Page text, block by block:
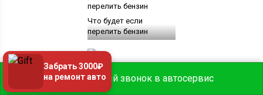
Что будет если
перелить бензин
10
Бесплатный звонок в автосервис
Забрать 3000₽
на ремонт авто